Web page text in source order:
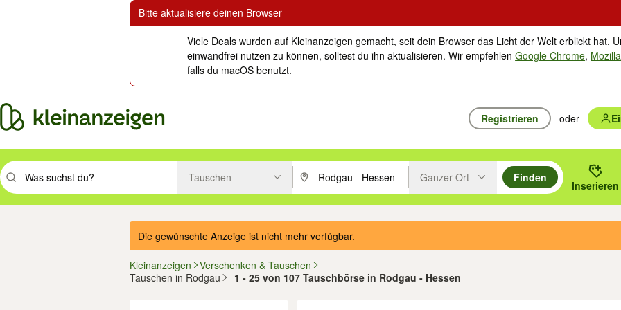
Bitte aktualisiere deinen Browser
Viele Deals wurden auf Kleinanzeigen gemacht, seit dein Browser das Licht der Welt erblickt hat.
einwandfrei nutzen zu können, solltest du ihn aktualisieren. Wir empfehlenGoogle Chrome,
falls du macOS benutzt.
Registrieren oder
Suchbegriff eingeben. Eingabetaste drücken um zu suchen, oder Vorschläge mit den Pfeiltasten nach oben/unten durchsuchen und mit
Tauschen PLZ oder Ort eingeben. Eingabetaste drücken um zu suchen, oder
Ganzer Ort
Finden
Inserieren
Die gewünschte Anzeige ist nicht mehr verfügbar.
Kleinanzeigen
Verschenken & Tauschen
Tauschen in Rodgau
1 - 25 von 107 Tauschbörse in Rodgau - Hessen